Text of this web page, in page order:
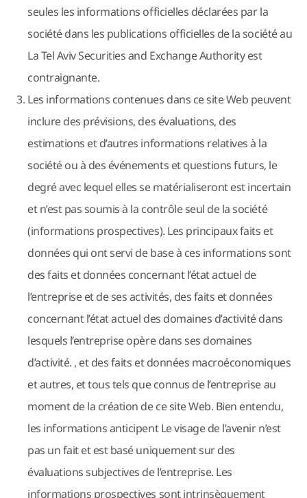
seules les informations officielles déclarées par la
société dans les publications officielles de la société au
La Tel Aviv Securities and Exchange Authority est
contraignante.
Les informations contenues dans ce site Web peuvent
inclure des prévisions, des évaluations, des
estimations et d’autres informations relatives à la
société ou à des événements et questions futurs, le
degré avec lequel elles se matérialiseront est incertain
et n’est pas soumis à la contrôle seul de la société
(informations prospectives). Les principaux faits et
données qui ont servi de base à ces informations sont
des faits et données concernant l’état actuel de
l’entreprise et de ses activités, des faits et données
concernant l’état actuel des domaines d’activité dans
lesquels l’entreprise opère dans ses domaines
d’activité. , et des faits et données macroéconomiques
et autres, et tous tels que connus de l’entreprise au
moment de la création de ce site Web. Bien entendu,
les informations anticipent Le visage de l’avenir n’est
pas un fait et est basé uniquement sur des
évaluations subjectives de l’entreprise. Les
informations prospectives sont intrinsèquement